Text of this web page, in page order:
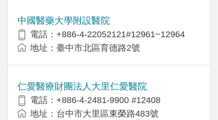
中國醫藥大學附設醫院
電話：+886-4-22052121#12961~12964
地址：臺中市北區育德路2號
仁愛醫療財團法人大里仁愛醫院
電話：+886-4-2481-9900 #12408
地址：台中市大里區東榮路483號